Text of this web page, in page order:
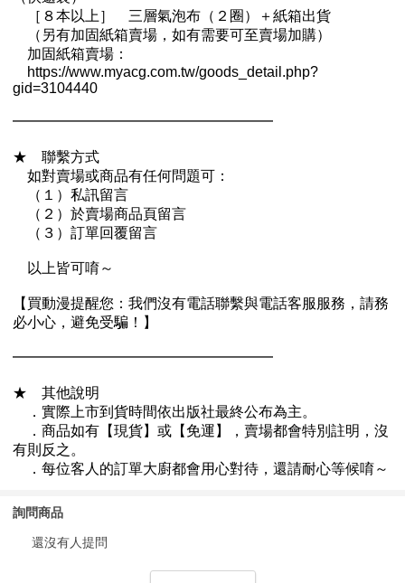
詢問商品
還沒有人提問